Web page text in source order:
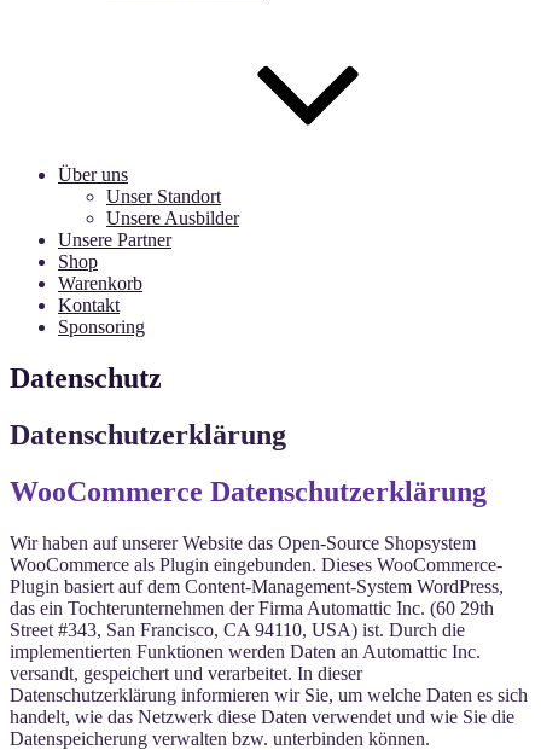
Über uns
Unser Standort
Unsere Ausbilder
Unsere Partner
Shop
Warenkorb
Kontakt
Sponsoring
Datenschutz
Datenschutzerklärung
WooCommerce Datenschutzerklärung
Wir haben auf unserer Website das Open-Source Shopsystem
WooCommerce als Plugin eingebunden. Dieses WooCommerce-
Plugin basiert auf dem Content-Management-System WordPress,
das ein Tochterunternehmen der Firma Automattic Inc. (60 29th
Street #343, San Francisco, CA 94110, USA) ist. Durch die
implementierten Funktionen werden Daten an Automattic Inc.
versandt, gespeichert und verarbeitet. In dieser
Datenschutzerklärung informieren wir Sie, um welche Daten es sich
handelt, wie das Netzwerk diese Daten verwendet und wie Sie die
Datenspeicherung verwalten bzw. unterbinden können.